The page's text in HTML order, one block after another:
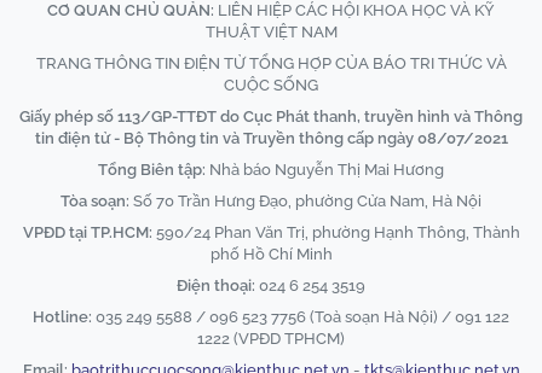
CƠ QUAN CHỦ QUẢN: LIÊN HIỆP CÁC HỘI KHOA HỌC VÀ KỸ
THUẬT VIỆT NAM
TRANG THÔNG TIN ĐIỆN TỬ TỔNG HỢP CỦA BÁO TRI THỨC VÀ
CUỘC SỐNG
Giấy phép số 113/GP-TTĐT do Cục Phát thanh, truyền hình và Thông
tin điện tử - Bộ Thông tin và Truyền thông cấp ngày 08/07/2021
Tổng Biên tập: Nhà báo Nguyễn Thị Mai Hương
Tòa soạn: Số 70 Trần Hưng Đạo, phường Cửa Nam, Hà Nội
VPĐD tại TP.HCM: 590/24 Phan Văn Trị, phường Hạnh Thông, Thành
phố Hồ Chí Minh
Điện thoại: 024 6 254 3519
Hotline: 035 249 5588 / 096 523 7756 (Toà soạn Hà Nội) / 091 122
1222 (VPĐD TPHCM)